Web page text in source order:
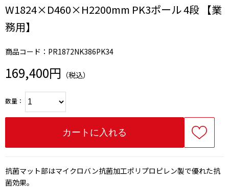
W1824×D460×H2200mm PK3ポール 4段 【業
務用】
商品コード：PR1872NK386PK34
169,400円 （税込）
数量：
抗菌マット部はマイクロバン抗菌加工ポリプロピレン製で優れた抗
菌効果。